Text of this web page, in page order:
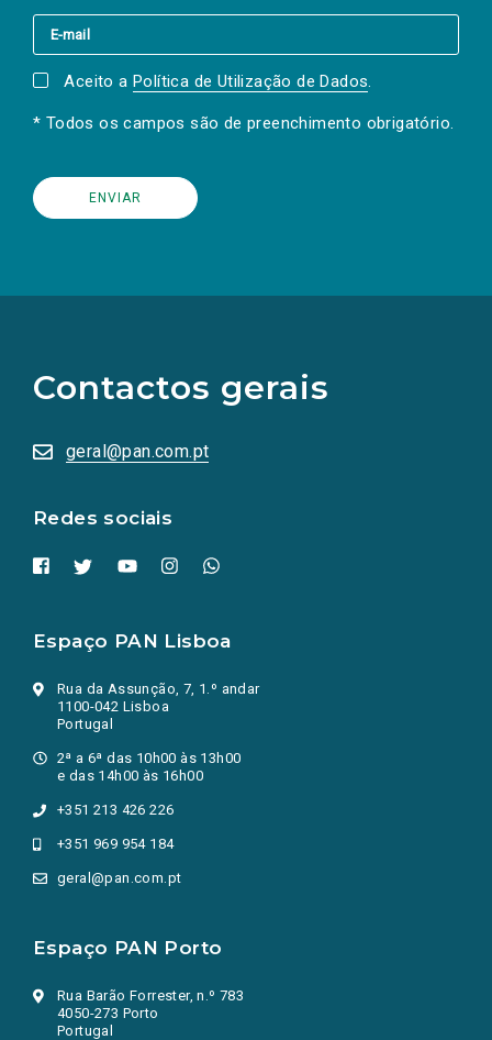
Aceito a Política de Utilização de Dados.
* Todos os campos são de preenchimento obrigatório.
Contactos gerais
geral@pan.com.pt
Redes sociais
redes
sociais
numa
nova
Espaço PAN Lisboa
Rua da Assunção, 7, 1.º andar
1100-042 Lisboa
Portugal
2ª a 6ª das 10h00 às 13h00
e das 14h00 às 16h00
+351 213 426 226
+351 969 954 184
geral@pan.com.pt
Espaço PAN Porto
Rua Barão Forrester, n.º 783
4050-273 Porto
Portugal